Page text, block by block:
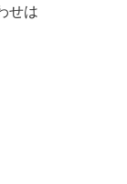
せは